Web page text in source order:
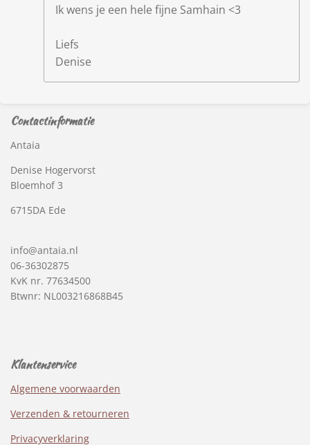
Ik wens je een hele fijne Samhain <3
Liefs
Denise
Contactinformatie
Antaia
Denise Hogervorst
Bloemhof 3
6715DA Ede
info@antaia.nl
06-36302875
KvK nr. 77634500
Btwnr: NL003216868B45
Klantenservice
Algemene voorwaarden
Verzenden & retourneren
Privacyverklaring